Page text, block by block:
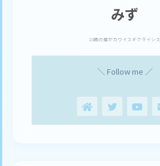
みず
23歳の猫がカワイスギクライシス
＼ Follow me ／